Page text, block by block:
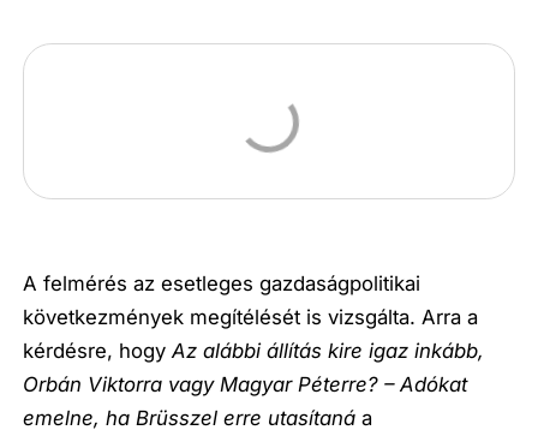
A felmérés az esetleges gazdaságpolitikai
következmények megítélését is vizsgálta. Arra a
kérdésre, hogyAz alábbi állítás kire igaz inkább,
Orbán Viktorra vagy Magyar Péterre? – Adókat
emelne, ha Brüsszel erre utasítaná a